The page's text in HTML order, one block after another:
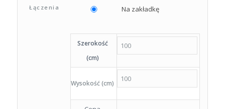
Łączenia
Na zakładkę
Szerokość
(cm)
Wysokość (cm)